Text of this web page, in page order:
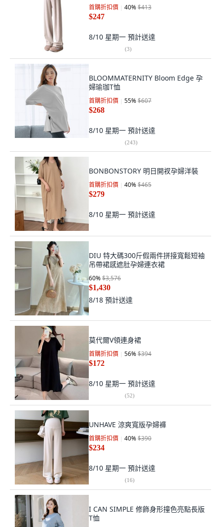
首購折扣價 40%$413
$247
8/10 星期一 預計送達
(3)
BLOOMMATERNITY Bloom Edge 孕
婦瑜珈T恤
首購折扣價 55%$607
$268
8/10 星期一 預計送達
(243)
BONBONSTORY 明日開衩孕婦洋裝
首購折扣價 40%$465
$279
8/10 星期一 預計送達
DIU 特大碼300斤假兩件拼接寬鬆短袖
吊帶裙感遮肚孕婦連衣裙
60%$3,576
$1,430
8/18 預計送達
莫代爾V領連身裙
首購折扣價 56%$394
$172
8/10 星期一 預計送達
(52)
UNHAVE 涼爽寬版孕婦褲
首購折扣價 40%$390
$234
8/10 星期一 預計送達
(16)
I CAN SIMPLE 修飾身形撞色亮點長版
T恤